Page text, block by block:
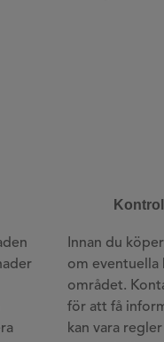
Innan du
om
området.
för att få
kan vara